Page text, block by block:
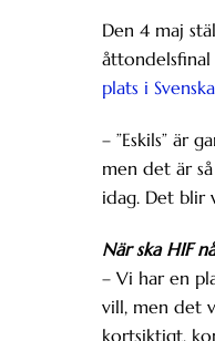
Den 4 maj
åttondelsfinal
plats i
– ”Eskils” är
men det är
idag. Det blir
När ska HIF
– Vi har en
vill, men det
kortsiktigt,